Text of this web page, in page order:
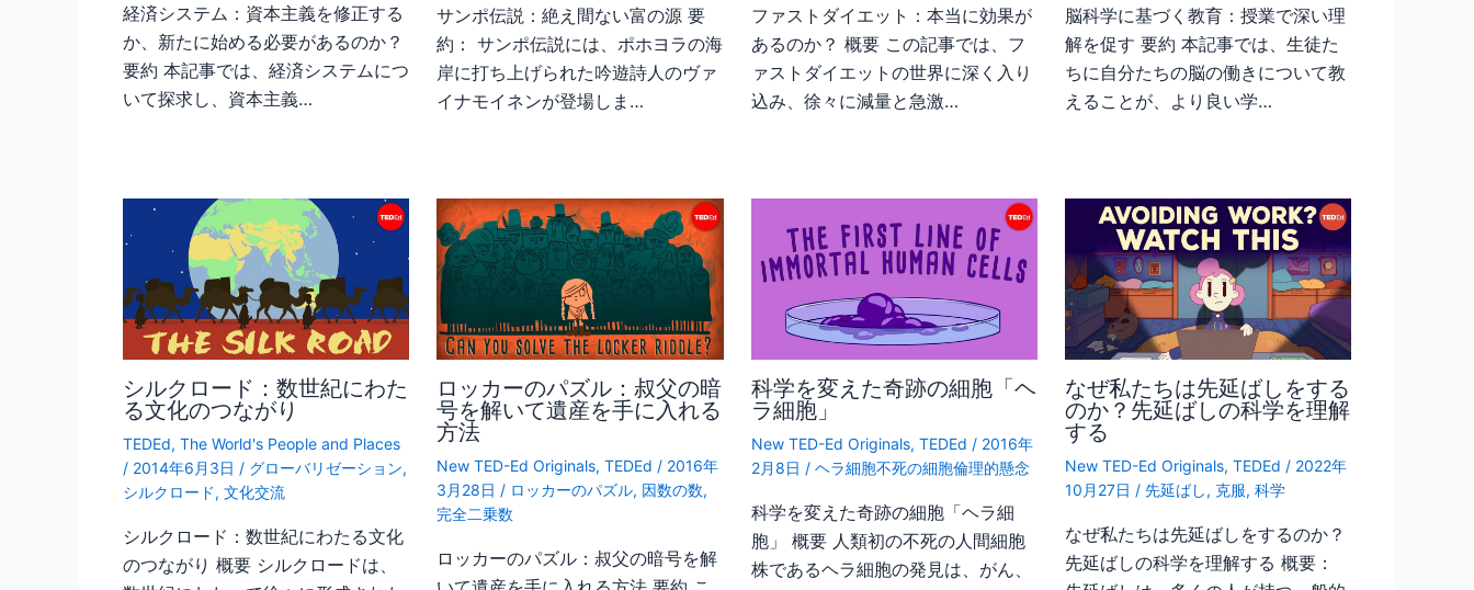
経済システム：資本主義を修正する
か、新たに始める必要があるのか？
要約 本記事では、経済システムにつ
いて探求し、資本主義…
サンポ伝説：絶え間ない富の源 要
約： サンポ伝説には、ポホヨラの海
岸に打ち上げられた吟遊詩人のヴァ
イナモイネンが登場しま…
ファストダイエット：本当に効果が
あるのか？ 概要 この記事では、フ
ァストダイエットの世界に深く入り
込み、徐々に減量と急激…
脳科学に基づく教育：授業で深い理
解を促す 要約 本記事では、生徒た
ちに自分たちの脳の働きについて教
えることが、より良い学…
シルクロード：数世紀にわた
る文化のつながり
TEDEd, The World's People and Places
/ 2014年6月3日 / グローバリゼーション,
シルクロード, 文化交流
シルクロード：数世紀にわたる文化
のつながり 概要 シルクロードは、
ロッカーのパズル：叔父の暗
号を解いて遺産を手に入れる
方法
New TED-Ed Originals,TEDEd / 2016年
3月28日 / ロッカーのパズル, 因数の数,
完全二乗数
ロッカーのパズル：叔父の暗号を解
科学を変えた奇跡の細胞「ヘ
ラ細胞」
New TED-Ed Originals, TEDEd / 2016年
2月8日 / ヘラ細胞不死の細胞倫理的懸念
科学を変えた奇跡の細胞「ヘラ細
胞」 概要 人類初の不死の人間細胞
株であるヘラ細胞の発見は、がん、
なぜ私たちは先延ばしをする
のか？先延ばしの科学を理解
する
New TED-Ed Originals, TEDEd / 2022年
10月27日 / 先延ばし, 克服, 科学
なぜ私たちは先延ばしをするのか？
先延ばしの科学を理解する 概要：